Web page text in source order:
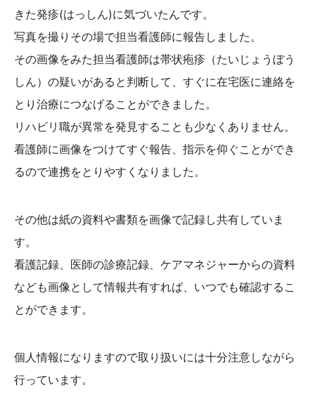
きた発疹(はっしん)に気づいたんです。
写真を撮りその場で担当看護師に報告しました。
その画像をみた担当看護師は帯状疱疹（たいじょうぼう
しん）の疑いがあると判断して、すぐに在宅医に連絡を
とり治療につなげることができました。
リハビリ職が異常を発見することも少なくありません。
看護師に画像をつけてすぐ報告、指示を仰ぐことができ
るので連携をとりやすくなりました。
その他は紙の資料や書類を画像で記録し共有していま
す。
看護記録、医師の診療記録、ケアマネジャーからの資料
なども画像として情報共有すれば、いつでも確認するこ
とができます。
個人情報になりますので取り扱いには十分注意しながら
行っています。